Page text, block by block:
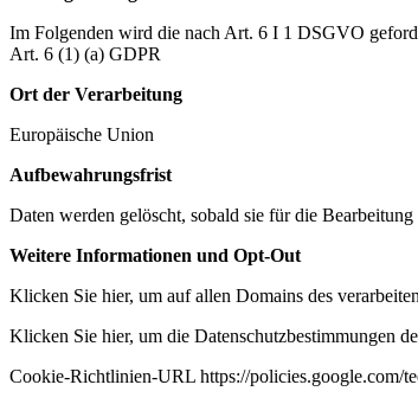
Im Folgenden wird die nach Art. 6 I 1 DSGVO
Art. 6 (1) (a) GDPR
Ort der Verarbeitung
Europäische Union
Aufbewahrungsfrist
Daten werden gelöscht, sobald sie für die
Weitere Informationen und Opt-Out
Klicken Sie hier, um auf allen Domains des
Klicken Sie hier, um die Datenschutzbestimmungen
Cookie-Richtlinien-URL https://policies.google.com/